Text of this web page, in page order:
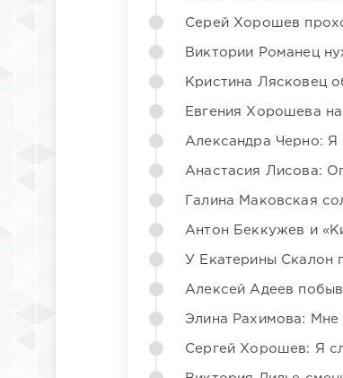
Серей Хорошев
Виктории Романец
Кристина Лясковец
Евгения Хорошева
Александра Черно: Я
Анастасия Лисова:
Галина Маковская
Антон Беккужев и
У Екатерины Скалон
Алексей Адеев
Элина Рахимова: Мне
Сергей Хорошев: Я